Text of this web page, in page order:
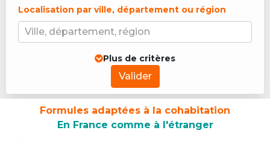
Localisation par ville, département ou région
Ville, département, région
Plus de critères
Valider
Formules adaptées à la cohabitation
En France comme à l'étranger